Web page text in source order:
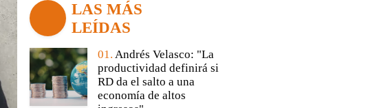
LAS MÁS
LEÍDAS
01. Andrés Velasco: "La
productividad definirá si
RD da el salto a una
economía de altos